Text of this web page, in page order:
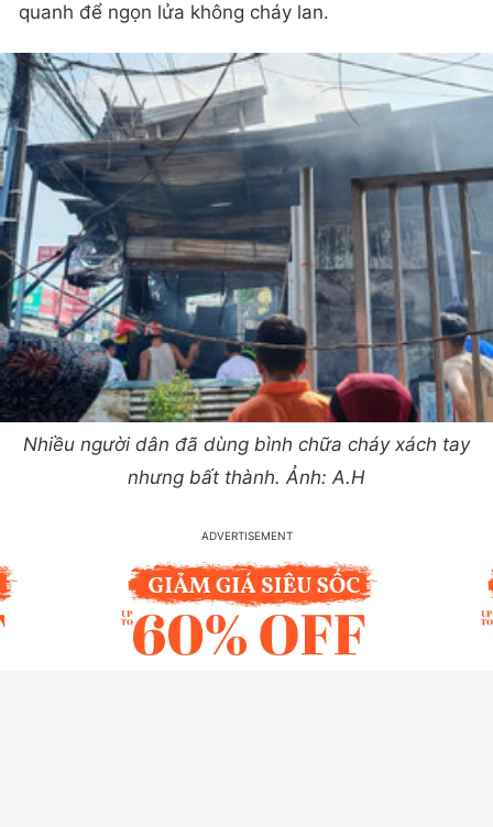
quanh để ngọn lửa không cháy lan.
Nhiều người dân đã dùng bình chữa cháy xách tay
nhưng bất thành. Ảnh: A.H